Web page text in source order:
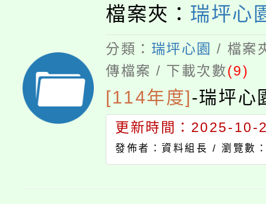
檔案夾： 瑞坪心
分類： 瑞坪心園 / 檔案
傳檔案 / 下載次數(9)
[114年度]-瑞坪心
更新時間：2025-10-
發佈者：資料組長 /瀏覽數